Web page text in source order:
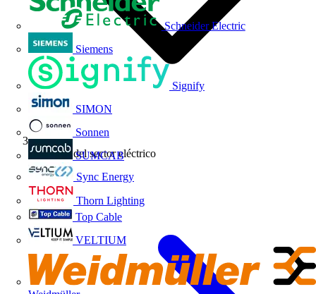
Schneider Electric
Siemens
Signify
SIMON
Sonnen
SUMCAB
Sync Energy
Thorn Lighting
Top Cable
VELTIUM
Noticias del sector eléctrico